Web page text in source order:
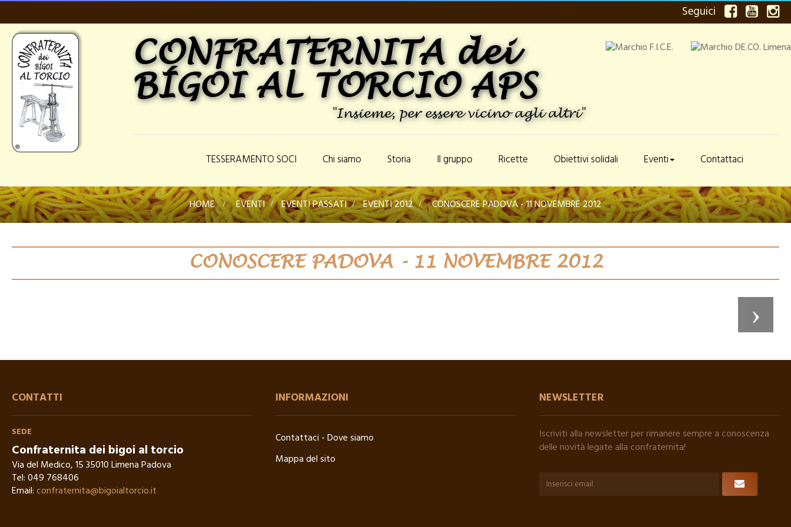
Seguici
CONFRATERNITA dei
BÍGOI AL TORCIO APS
"Insieme, per essere vicino agli altri"
TESSERAMENTO SOCI Chi siamo Storia Il gruppo Ricette Obiettivi solidali Eventi Contattaci
HOME > EVENTI > EVENTI PASSATI > EVENTI 2012 > CONOSCERE PADOVA - 11 NOVEMBRE 2012
CONOSCERE PADOVA - 11 NOVEMBRE 2012
CONTATTI
SEDE
Confraternita dei bigoi al torcio
Via del Medico, 15 35010 Limena Padova
Tel:049 768406
Email:confraternita@bigoialtorcio.it
INFORMAZIONI
Contattaci - Dove siamo
Mappa del sito
NEWSLETTER
Iscriviti alla newsletter per rimanere sempre a conoscenza
delle novità legate alla confraternita!